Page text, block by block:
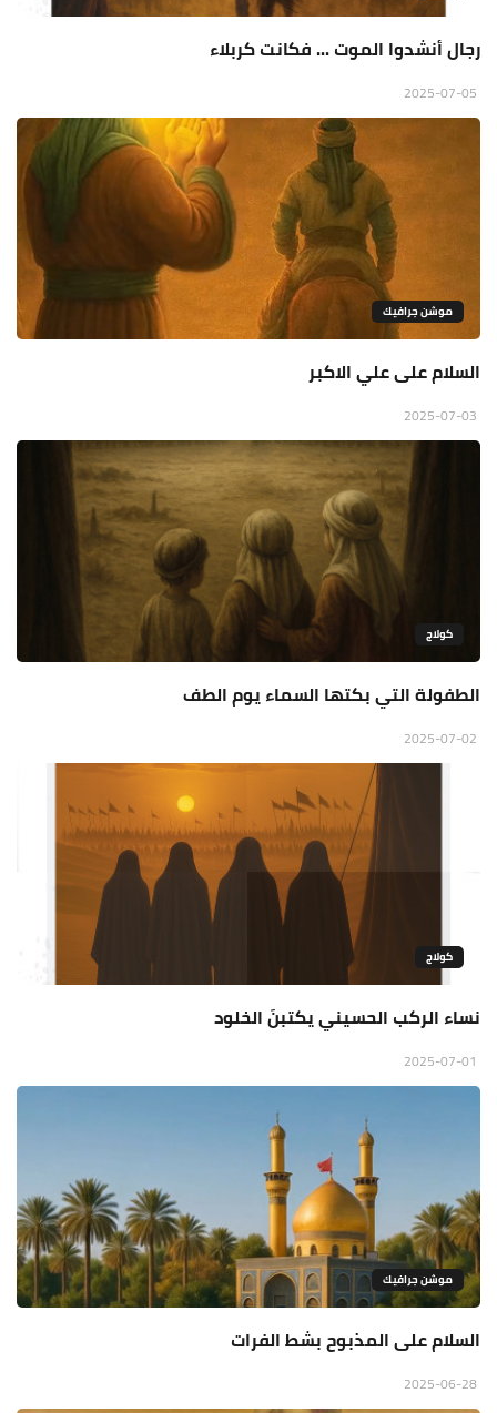
رجال أنشدوا الموت ... فكانت كربلاء
موشن جرافيك
السلام على علي الاكبر
كولاج
الطفولة التي بكتها السماء يوم الطف
كولاج
نساء الركب الحسيني يكتبنَ الخلود
موشن جرافيك
السلام على المذبوح بشط الفرات